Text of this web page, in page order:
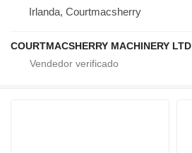
Irlanda, Courtmacsherry
COURTMACSHERRY MACHINERY LTD